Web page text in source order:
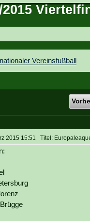
& Tipps
Vereinsfußball
2015 15:51 Titel: